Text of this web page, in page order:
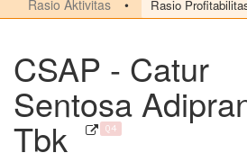
Rasio Aktivitas
Rasio
CSAP - Catur
Sentosa
Tbk Q4